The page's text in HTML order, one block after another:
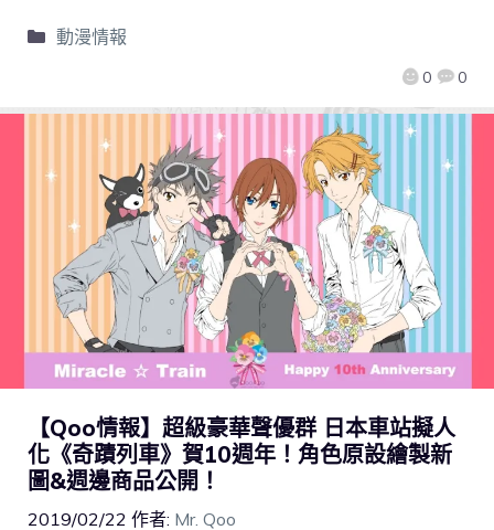
0 0
動漫情報
【Qoo情報】超級豪華聲優群 日本車站擬人
化《奇蹟列車》賀10週年！角色原設繪製新
圖&週邊商品公開！
2019/02/22 作者: Mr. Qoo